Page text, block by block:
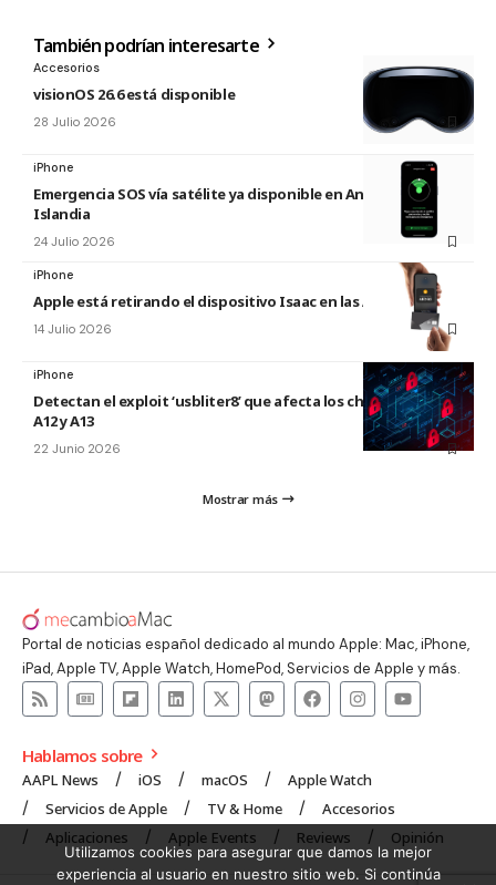
También podrían interesarte
Accesorios
visionOS 26.6 está disponible
28 Julio 2026
iPhone
Emergencia SOS vía satélite ya disponible en Andorra e
Islandia
24 Julio 2026
iPhone
Apple está retirando el dispositivo Isaac en las Apple Store
14 Julio 2026
iPhone
Detectan el exploit ‘usbliter8’ que afecta los chips de Apple
A12 y A13
22 Junio 2026
Mostrar más
Portal de noticias español dedicado al mundo Apple: Mac, iPhone,
iPad, Apple TV, Apple Watch, HomePod, Servicios de Apple y más.
Hablamos sobre
AAPL News iOS macOS
Apple Watch
Servicios de Apple
TV & Home
Accesorios
Aplicaciones
Apple Events Reviews Opinión
Utilizamos cookies para asegurar que damos la mejor
experiencia al usuario en nuestro sitio web. Si continúa